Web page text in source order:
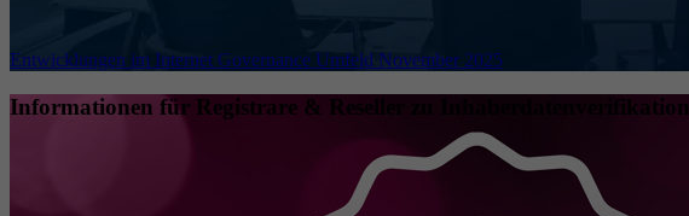
Entwicklungen im Internet Governance Umfeld November 2025
Informationen für Registrare & Reseller zu Inhaberdatenverifikation